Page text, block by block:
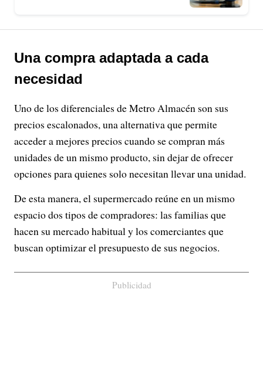
Una compra adaptada a cada
necesidad
Uno de los diferenciales de Metro Almacén son sus
precios escalonados, una alternativa que permite
acceder a mejores precios cuando se compran más
unidades de un mismo producto, sin dejar de ofrecer
opciones para quienes solo necesitan llevar una unidad.
De esta manera, el supermercado reúne en un mismo
espacio dos tipos de compradores: las familias que
hacen su mercado habitual y los comerciantes que
buscan optimizar el presupuesto de sus negocios.
Publicidad